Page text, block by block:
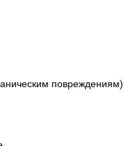
повреждениям)